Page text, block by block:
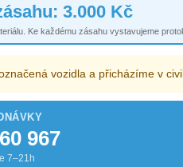
3.000 Kč
Ke každému zásahu vystavujeme
vozidla a přicházíme v
967
7–21h